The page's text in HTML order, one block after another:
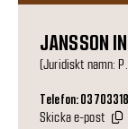
JANSSON
(Juridiskt namn:
Telefon:
Skicka e-post